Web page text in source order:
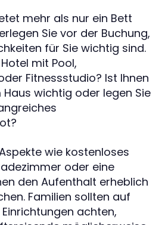
mehr als nur ein Bett
Sie vor der Buchung,
für Sie wichtig sind.
mit Pool,
Fitnessstudio? Ist Ihnen
wichtig oder legen Sie
wie kostenloses
oder eine
den Aufenthalt erheblich
Familien sollten auf
achten,